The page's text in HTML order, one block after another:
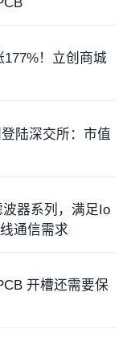
！立创商城
陆深交所：市值
器系列，满足Io
通信需求
开槽还需要保